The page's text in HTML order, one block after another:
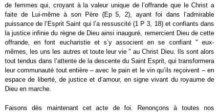
de femmes qui, croyant à la valeur unique de l’offrande que le Christ a
faite de Lui-même à son Père (Ep 5, 2), ayant foi dans l’admirable
puissance de l’Esprit Saint qui l’a ressuscité (1 P 3, 18) et confiants dans
la justice infinie du règne de Dieu ainsi inauguré, remercient Dieu de cette
offrande, en font eucharistie et s’y associent en se confiant " eux-
mêmes, les uns les autres et toute leur vie " au Christ Dieu. Ils sont alors
tout tendus dans l’attente de la descente du Saint Esprit, qui transformera
leur communauté tout entière – avec le pain et le vin qu’ils reçoivent – en
espace de liberté, de justice et d’amour, en signe vivant du royaume de
Dieu en marche.
Faisons dès maintenant cet acte de foi. Renonçons à toutes nos